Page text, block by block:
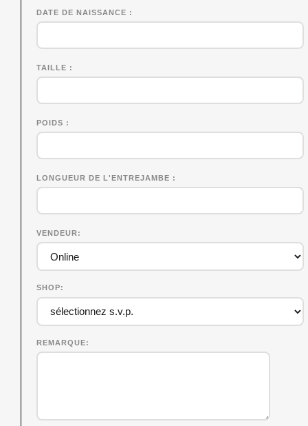
DATE DE NAISSANCE
TAILLE
POIDS
LONGUEUR DE L'ENTREJAMBE
VENDEUR
SHOP
REMARQUE